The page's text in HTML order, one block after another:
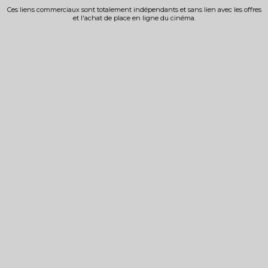
Ces liens commerciaux sont totalement indépendants et sans lien avec les offres
et l'achat de place en ligne du cinéma.